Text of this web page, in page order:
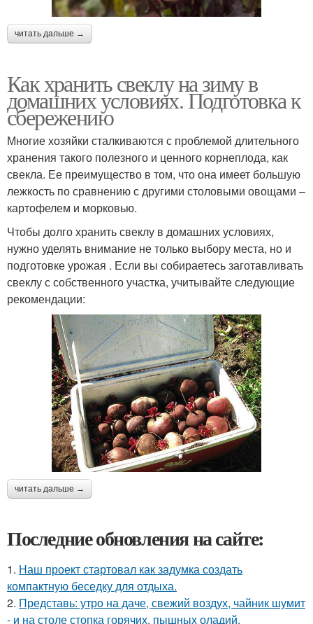
читать дальше →
Как хранить свеклу на зиму в
домашних условиях. Подготовка к
сбережению
Многие хозяйки сталкиваются с проблемой длительного
хранения такого полезного и ценного корнеплода, как
свекла. Ее преимущество в том, что она имеет большую
лежкость по сравнению с другими столовыми овощами –
картофелем и морковью.
Чтобы долго хранить свеклу в домашних условиях,
нужно уделять внимание не только выбору места, но и
подготовке урожая . Если вы собираетесь заготавливать
свеклу с собственного участка, учитывайте следующие
рекомендации:
читать дальше →
Последние обновления на сайте:
1. Наш проект стартовал как задумка создать
компактную беседку для отдыха.
2. Представь: утро на даче, свежий воздух, чайник шумит
- и на столе стопка горячих, пышных оладий.